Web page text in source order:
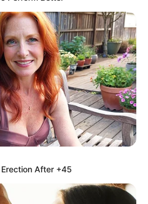
Things About FIFA
7 uñas más pedidas